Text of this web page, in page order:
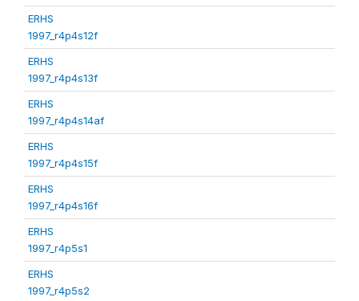
ERHS
1997_r4p4s12f
ERHS
1997_r4p4s13f
ERHS
1997_r4p4s14af
ERHS
1997_r4p4s15f
ERHS
1997_r4p4s16f
ERHS
1997_r4p5s1
ERHS
1997_r4p5s2